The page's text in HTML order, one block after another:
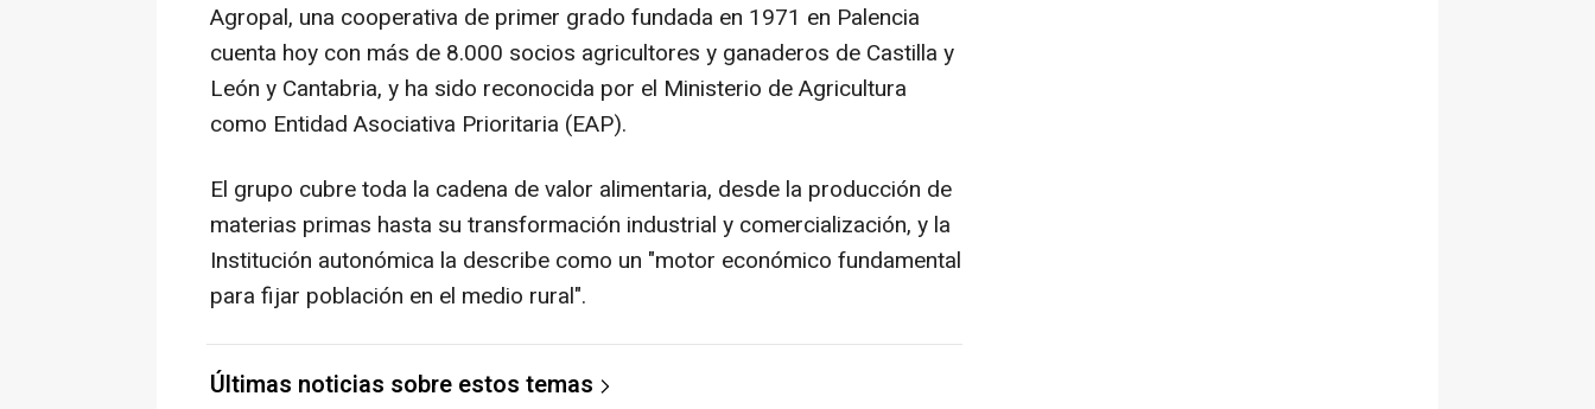
Agropal, una cooperativa de primer grado fundada en 1971 en Palencia
cuenta hoy con más de 8.000 socios agricultores y ganaderos de Castilla y
León y Cantabria, y ha sido reconocida por el Ministerio de Agricultura
como Entidad Asociativa Prioritaria (EAP).
El grupo cubre toda la cadena de valor alimentaria, desde la producción de
materias primas hasta su transformación industrial y comercialización, y la
Institución autonómica la describe como un "motor económico fundamental
para fijar población en el medio rural".
Últimas noticias sobre estos temas